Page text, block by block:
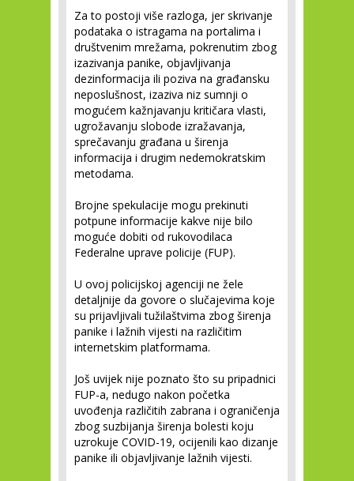
Za to postoji više razloga, jer skrivanje
podataka o istragama na portalima i
društvenim mrežama, pokrenutim zbog
izazivanja panike, objavljivanja
dezinformacija ili poziva na građansku
neposlušnost, izaziva niz sumnji o
mogućem kažnjavanju kritičara vlasti,
ugrožavanju slobode izražavanja,
sprečavanju građana u širenja
informacija i drugim nedemokratskim
metodama.
Brojne spekulacije mogu prekinuti
potpune informacije kakve nije bilo
moguće dobiti od rukovodilaca
Federalne uprave policije (FUP).
U ovoj policijskoj agenciji ne žele
detaljnije da govore o slučajevima koje
su prijavljivali tužilaštvima zbog širenja
panike i lažnih vijesti na različitim
internetskim platformama.
Još uvijek nije poznato što su pripadnici
FUP-a, nedugo nakon početka
uvođenja različitih zabrana i ograničenja
zbog suzbijanja širenja bolesti koju
uzrokuje COVID-19, ocijenili kao dizanje
panike ili objavljivanje lažnih vijesti.